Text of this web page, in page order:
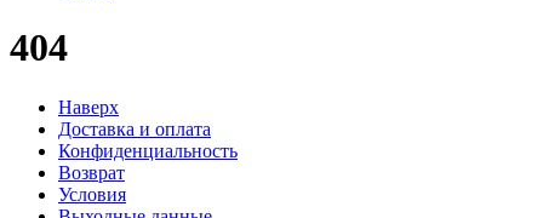
404
Наверх
Доставка и оплата
Конфиденциальность
Возврат
Условия